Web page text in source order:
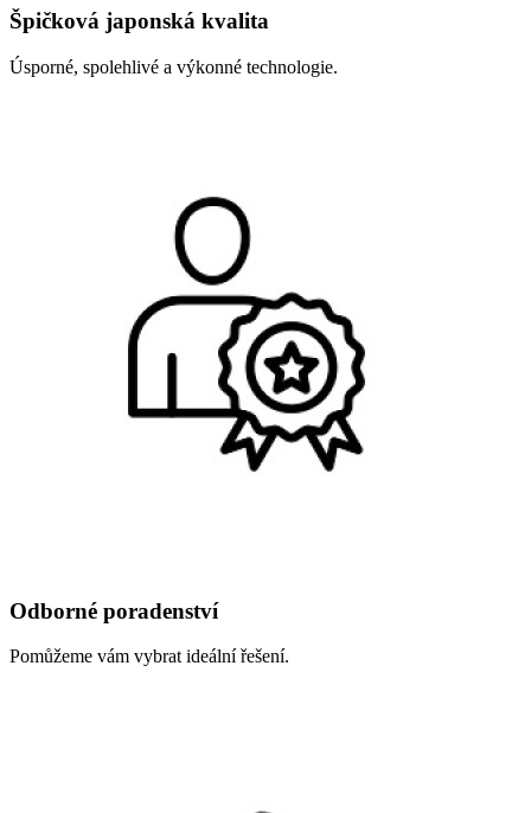
Špičková japonská kvalita
Úsporné, spolehlivé a výkonné technologie.
Odborné poradenství
Pomůžeme vám vybrat ideální řešení.